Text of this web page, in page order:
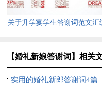
关于升学宴学生答谢词范文汇
【婚礼新娘答谢词】相关
实用的婚礼新郎答谢词4篇